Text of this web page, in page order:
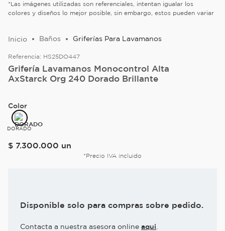
*Las imágenes utilizadas son referenciales, intentan igualar los
colores y diseños lo mejor posible, sin embargo, estos pueden variar
Baños Griferías Para Lavamanos
Referencia: HS25DO447
Grifería Lavamanos Monocontrol Alta
AxStarck Org 240 Dorado Brillante
Color
DORADO
$ 7.300.000 un
*Precio IVA incluido
Disponible solo para compras sobre pedido.
Contacta a nuestra asesora online aqui